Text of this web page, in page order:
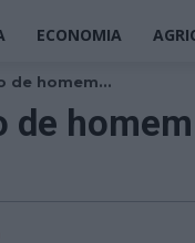
ECONOMIA
de homem...
de